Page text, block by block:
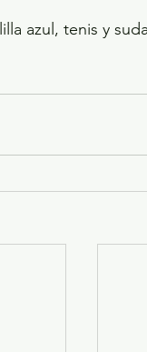
azul, tenis y